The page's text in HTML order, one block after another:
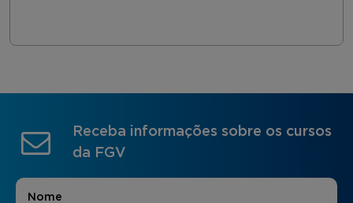
Receba informações sobre os cursos
da FGV
Nome